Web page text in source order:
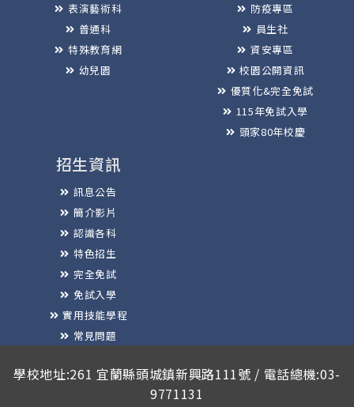
表演藝術科
普通科
特殊教育網
幼兒園
防疫專區
員生社
資安專區
校園公開資訊
優質化&完全免試
115年免試入學
頭家80年校慶
招生資訊
訊息公告
簡介影片
認識各科
特色招生
完全免試
免試入學
實用技能學程
常見問題
學校地址:261 宜蘭縣頭城鎮新興路111號 / 電話總機:03-
9771131